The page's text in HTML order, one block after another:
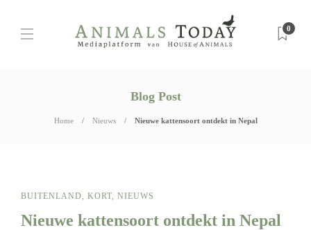
0
Blog Post
Home Nieuws Nieuwe kattensoort ontdekt in Nepal
BUITENLAND, KORT, NIEUWS
Nieuwe kattensoort ontdekt in Nepal